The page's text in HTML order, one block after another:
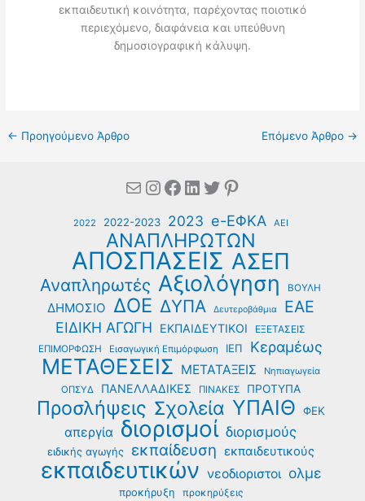
εκπαιδευτική κοινότητα, παρέχοντας ποιοτικό
περιεχόμενο, διαφάνεια και υπεύθυνη
δημοσιογραφική κάλυψη.
← Προηγούμενο Άρθρο Επόμενο Άρθρο →
MailInstagram
Facebook
Linkedin
Twitter
Pinterest
2022 2022-2023 2023 e-ΕΦΚΑ ΑΕΙ
ΑΝΑΠΛΗΡΩΤΩΝ
ΑΠΟΣΠΑΣΕΙΣ ΑΣΕΠ
Αναπληρωτές Αξιολόγηση ΒΟΥΛΗ
ΔΗΜΟΣΙΟ ΔΟΕ ΔΥΠΑ Δευτεροβάθμια ΕΑΕ
ΕΙΔΙΚΗ ΑΓΩΓΗ ΕΚΠΑΙΔΕΥΤΙΚΟΙ ΕΞΕΤΑΣΕΙΣ
ΕΠΙΜΟΡΦΩΣΗ Εισαγωγική Επιμόρφωση ΙΕΠ Κεραμέως
ΜΕΤΑΘΕΣΕΙΣ ΜΕΤΑΤΑΞΕΙΣ
Νηπιαγωγεία
ΟΠΣΥΔ
ΠΑΝΕΛΛΑΔΙΚΕΣ ΠΙΝΑΚΕΣ ΠΡΟΤΥΠΑ
Προσλήψεις Σχολεία ΥΠΑΙΘ ΦΕΚ
απεργία διορισμοί διορισμούς
ειδικής αγωγής εκπαίδευση εκπαιδευτικούς
εκπαιδευτικών νεοδιοριστοι ολμε
προκήρυξη προκηρύξεις